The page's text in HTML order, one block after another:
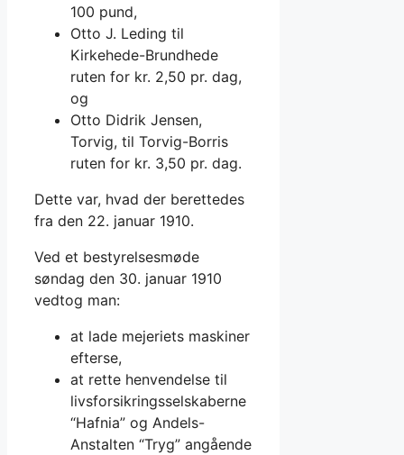
100 pund,
Otto J. Leding til
Kirkehede-Brundhede
ruten for kr. 2,50 pr. dag,
og
Otto Didrik Jensen,
Torvig, til Torvig-Borris
ruten for kr. 3,50 pr. dag.
Dette var, hvad der berettedes
fra den 22. januar 1910.
Ved et bestyrelsesmøde
søndag den 30. januar 1910
vedtog man:
at lade mejeriets maskiner
efterse,
at rette henvendelse til
livsforsikringsselskaberne
“Hafnia” og Andels-
Anstalten “Tryg” angående